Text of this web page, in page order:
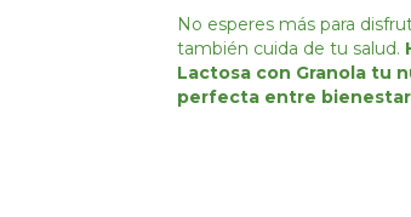
No esperes más para
también cuida de tu salud.
Lactosa con Granola tu
perfecta entre bienestar